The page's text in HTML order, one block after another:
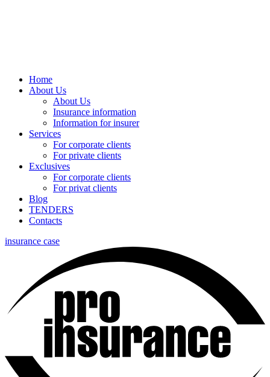
Home
About Us
About Us
Insurance information
Information for insurer
Services
For corporate clients
For private clients
Exclusives
For corporate clients
For privat clients
Blog
TENDERS
Contacts
insurance case